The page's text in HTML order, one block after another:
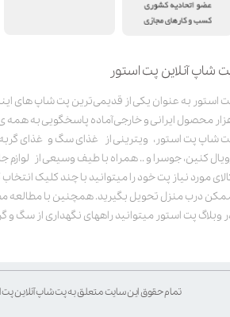
شاپ آنلاین پت استور
محصول ایرانی و خارجی آماده پاسخگویی به
شاپ پت استور، ویترینی از غذای سگ و غذای گربه
کنین، جوسرا و .. همراه با طیف وسیعی از لوازم
مورد نیاز پت خود را میتوانید با چند کلیک
درب منزل تحویل بگیرید. همچنین با مطالعه
وبلاگ پت استور میتوانید راههای نگهداری از سگ و
تمام حقوق این سایت متعلق به پت شاپ آنلاین پت